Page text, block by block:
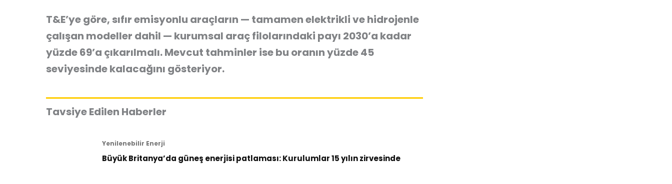
T&E’ye göre, sıfır emisyonlu araçların — tamamen elektrikli ve hidrojenle
çalışan modeller dahil — kurumsal araç filolarındaki payı 2030’a kadar
yüzde 69’a çıkarılmalı. Mevcut tahminler ise bu oranın yüzde 45
seviyesinde kalacağını gösteriyor.
Tavsiye Edilen Haberler
Yenilenebilir Enerji
Büyük Britanya’da güneş enerjisi patlaması: Kurulumlar 15 yılın zirvesinde